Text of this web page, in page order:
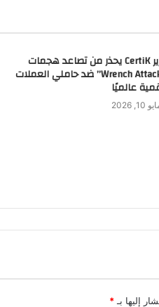
تقرير CertiK يحذر من تصاعد هجمات
“Wrench Attacks” ضد حاملي العملات
عالميًا
10, 2026
إليها بـ *